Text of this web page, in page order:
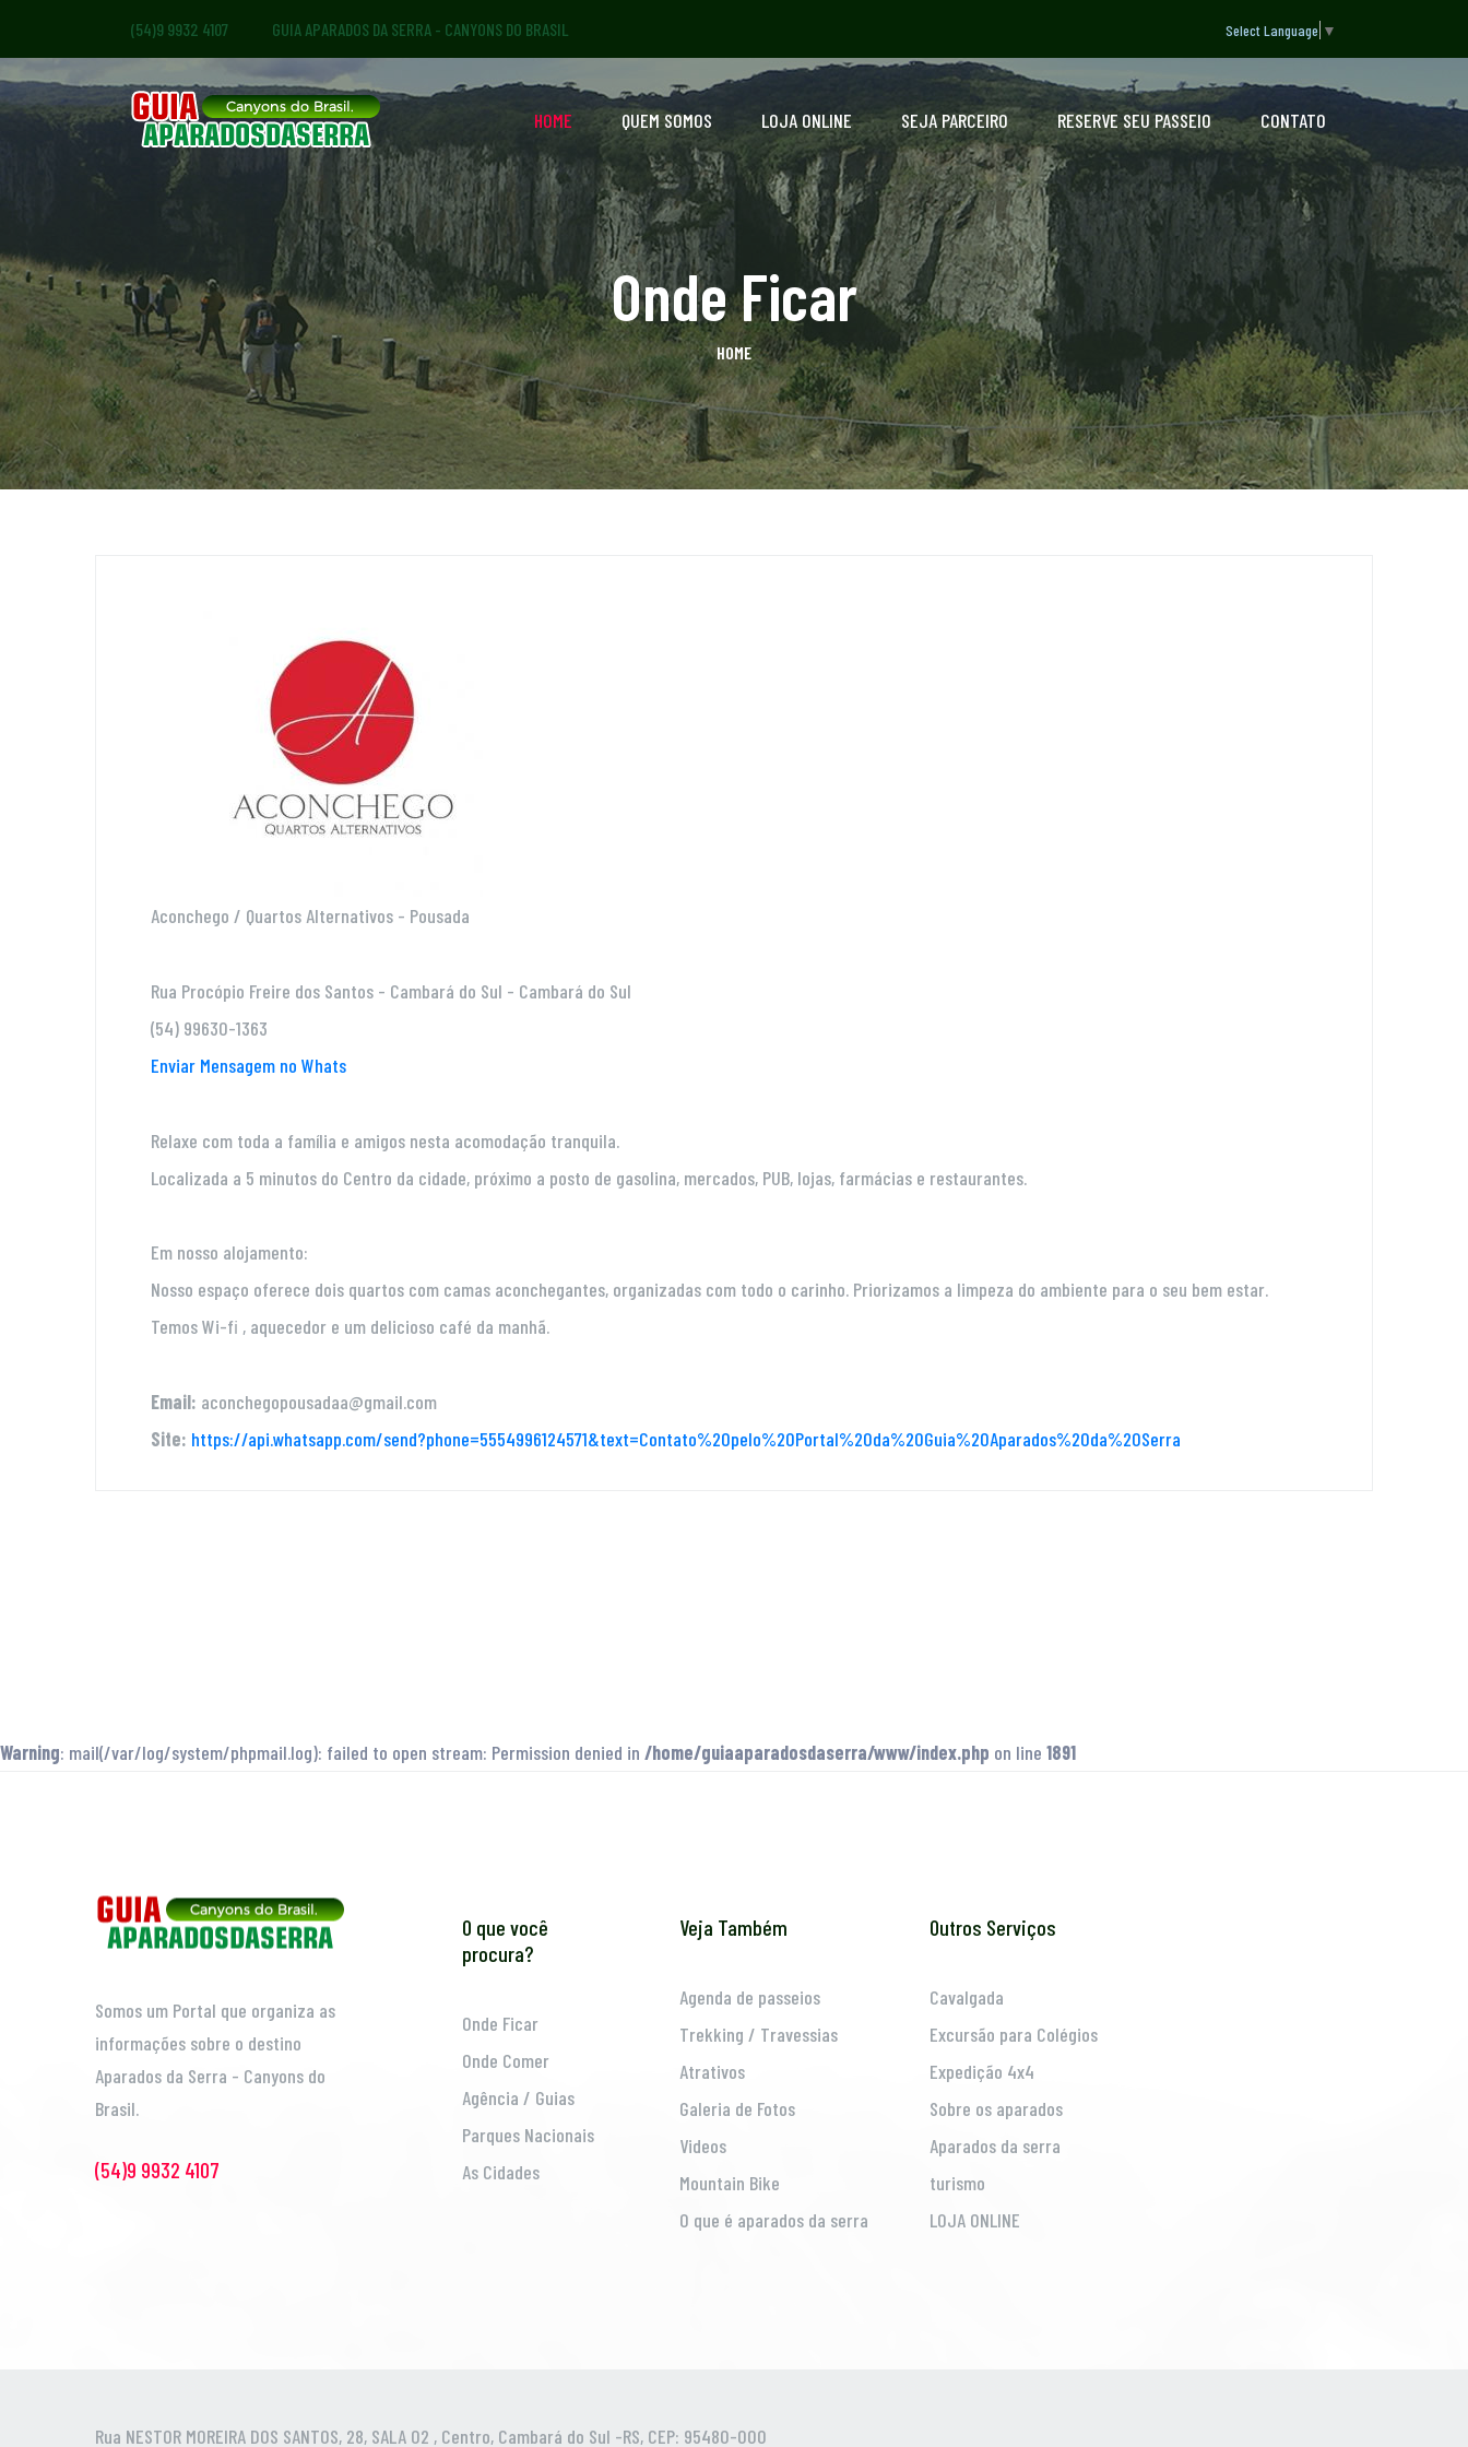
(54)9 9932 4107 GUIA APARADOS DA SERRA - CANYONS DO BRASIL Select Language ▼
HOME QUEM SOMOS LOJA ONLINE SEJA PARCEIRO RESERVE SEU PASSEIO CONTATO
Onde Ficar
HOME
Aconchego / Quartos Alternativos - Pousada
Rua Procópio Freire dos Santos - Cambará do Sul - Cambará do Sul
(54) 99630-1363
Enviar Mensagem no Whats
Relaxe com toda a família e amigos nesta acomodação tranquila.
Localizada a 5 minutos do Centro da cidade, próximo a posto de gasolina, mercados, PUB, lojas, farmácias e restaurantes.
Em nosso alojamento:
Nosso espaço oferece dois quartos com camas aconchegantes, organizadas com todo o carinho. Priorizamos a limpeza do ambiente para o seu bem estar.
Temos Wi-fi , aquecedor e um delicioso café da manhã.
Email: aconchegopousadaa@gmail.com
Site: https://api.whatsapp.com/send?phone=5554996124571&text=Contato%20pelo%20Portal%20da%20Guia%20Aparados%20da%20Serra
Warning: mail(/var/log/system/phpmail.log): failed to open stream: Permission denied in /home/guiaaparadosdaserra/www/index.php on line 1891
Somos um Portal que organiza as
informações sobre o destino
Aparados da Serra - Canyons do
Brasil.
(54)9 9932 4107
O que você
procura?
Onde Ficar
Onde Comer
Agência / Guias
Parques Nacionais
As Cidades
Veja Também
Agenda de passeios
Trekking / Travessias
Atrativos
Galeria de Fotos
Videos
Mountain Bike
O que é aparados da serra
Outros Serviços
Cavalgada
Excursão para Colégios
Expedição 4x4
Sobre os aparados
Aparados da serra
turismo
LOJA ONLINE
Rua NESTOR MOREIRA DOS SANTOS, 28, SALA 02 , Centro, Cambará do Sul -RS, CEP: 95480-000